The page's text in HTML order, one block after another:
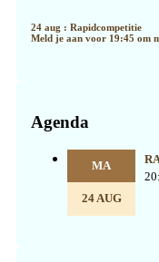
24 aug : Rapidcompetitie
Meld je aan voor 19:45 om
Agenda
MA
24 AUG